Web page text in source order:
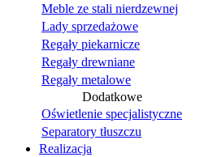
Meble ze stali nierdzewnej
Lady sprzedażowe
Regały piekarnicze
Regały drewniane
Regały metalowe
Dodatkowe
Oświetlenie specjalistyczne
Separatory tłuszczu
Realizacja